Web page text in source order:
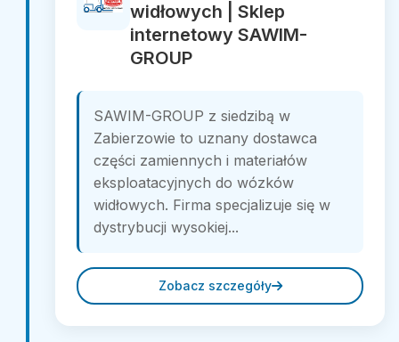
widłowych | Sklep
internetowy SAWIM-
GROUP
SAWIM-GROUP z siedzibą w
Zabierzowie to uznany dostawca
części zamiennych i materiałów
eksploatacyjnych do wózków
widłowych. Firma specjalizuje się w
dystrybucji wysokiej...
Zobacz szczegóły